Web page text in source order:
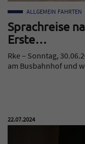
Sprachreise
Erste…
ALLGEMEIN FAHRTEN
Rke – Sonntag,
am Busbahnhof und
Veröffentlicht am:
22.07.2024